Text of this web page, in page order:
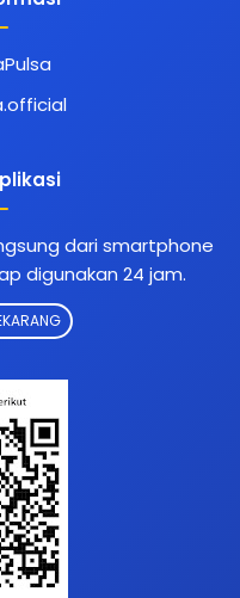
dari smartphone
digunakan 24 jam.